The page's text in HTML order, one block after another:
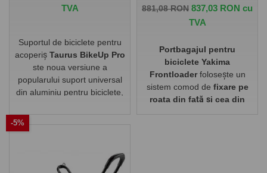
TVA
Suportul de biciclete pentru
acoperiș Taurus BikeUp Pro
ste noua versiune a
popularului suport universal
din aluminiu pentru biciclete,
acoperișul mașinii.Instalare și
utilizare fiabile, sigure, fără
pentru transportul bicicletelor
cu diametrul cadrului de 30
Pret de baza
881,08 RON Pret
837,03 RON cu
TVA
Portbagajul pentru
biciclete Yakima
Frontloaderfolosește un
sistem comod de fixare pe
roata din față și cea din
-5%